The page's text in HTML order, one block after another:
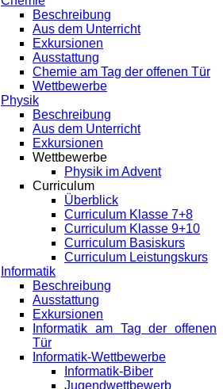
Beschreibung
Aus dem Unterricht
Exkursionen
Ausstattung
Chemie am Tag der offenen Tür
Wettbewerbe
Physik
Beschreibung
Aus dem Unterricht
Exkursionen
Wettbewerbe
Physik im Advent
Curriculum
Überblick
Curriculum Klasse 7+8
Curriculum Klasse 9+10
Curriculum Basiskurs
Curriculum Leistungskurs
Informatik
Beschreibung
Ausstattung
Exkursionen
Informatik am Tag der offenen
Tür
Informatik-Wettbewerbe
Informatik-Biber
Jugendwettbewerb